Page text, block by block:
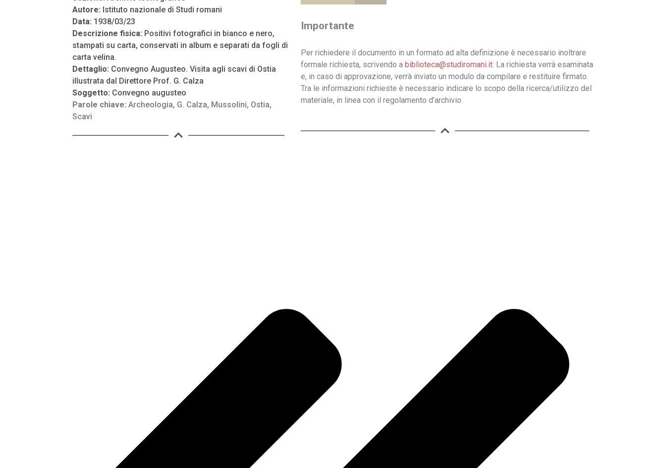
Autore: Istituto nazionale di Studi romani
Data: 1938/03/23
Descrizione fisica: Positivi fotografici in bianco e nero,
stampati su carta, conservati in album e separati da fogli di
carta velina.
Dettaglio: Convegno Augusteo. Visita agli scavi di Ostia
illustrata dal Direttore Prof. G. Calza
Soggetto: Convegno augusteo
Parole chiave: Archeologia, G. Calza, Mussolini, Ostia,
Scavi
Importante
Per richiedere il documento in un formato ad alta definizione è necessario inoltrare
formale richiesta, scrivendo a biblioteca@studiromani.it. La richiesta verrà esaminata
e, in caso di approvazione, verrà inviato un modulo da compilare e restituire firmato.
Tra le informazioni richieste è necessario indicare lo scopo della ricerca/utilizzo del
materiale, in linea con il regolamento d’archivio.